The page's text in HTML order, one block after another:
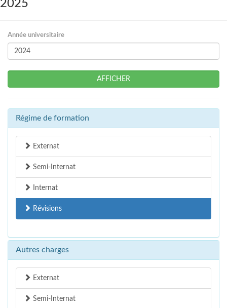
2025
Année universitaire
AFFICHER
Régime de formation
Externat
Semi-Internat
Internat
Révisions
Autres charges
Externat
Semi-Internat